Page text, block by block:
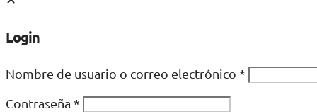
Login
Nombre de usuario o correo electrónico *
Contraseña *